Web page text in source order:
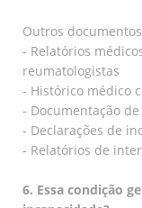
Outros
- Relatórios
reumatologistas
- Histórico médico
- Documentação
- Declarações de
- Relatórios de
6. Essa condição